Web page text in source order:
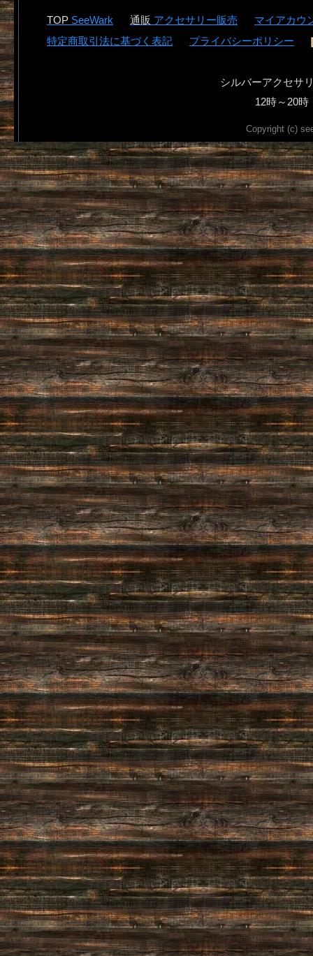
SeeWark アクセサリー販売
マイアカウ
特定商取引法に基づく表記
プライバシーポリシー
シルバーアクセサ
12時～
Copyright (c)